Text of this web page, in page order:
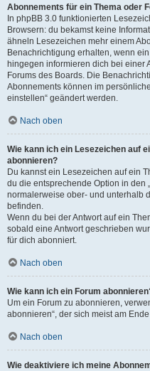
Abonnements für ein Thema oder
In phpBB 3.0 funktionierten
Browsern: du bekamst keine
ähneln Lesezeichen mehr einem
Benachrichtigung erhalten, wenn
hingegen informieren dich bei einer
Forums des Boards. Die
Abonnements können im
einstellen“ geändert werden.
Nach oben
Wie kann ich ein Lesezeichen auf
abonnieren?
Du kannst ein Lesezeichen auf ein
du die entsprechende Option in den
normalerweise ober- und unterhalb
befinden.
Wenn du bei der Antwort auf ein
sobald eine Antwort geschrieben
für dich abonniert.
Nach oben
Wie kann ich ein Forum
Um ein Forum zu abonnieren,
abonnieren“, der sich meist am
Nach oben
Wie deaktiviere ich meine